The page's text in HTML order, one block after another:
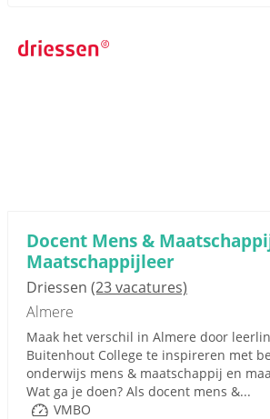
Docent Mens &
Maatschappijleer
Driessen (23 vacatures)
Almere
Maak het verschil in Almere door
Buitenhout College te inspireren met
onderwijs mens & maatschappij en
Wat ga je doen? Als docent mens &...
VMBO